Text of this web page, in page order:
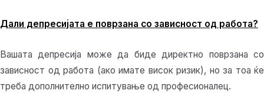
Дали депресијата е поврзана со зависност од работа?
Вашата депресија може да биде директно поврзана со
зависност од работа (ако имате висок ризик), но за тоа ќе
треба дополнително испитување од професионалец.